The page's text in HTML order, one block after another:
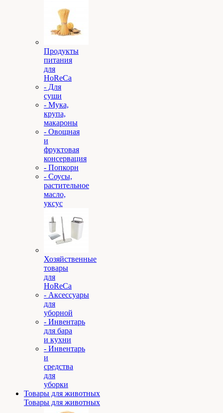
Продукты
питания
для
HoReCa
- Для
суши
- Мука,
крупа,
макароны
- Овощная
и
фруктовая
консервация
- Попкорн
- Соусы,
растительное
масло,
уксус
Хозяйственные
товары
для
HoReCa
- Аксессуары
для
уборной
- Инвентарь
для бара
и кухни
- Инвентарь
и
средства
для
уборки
Товары для животных
Товары для животных